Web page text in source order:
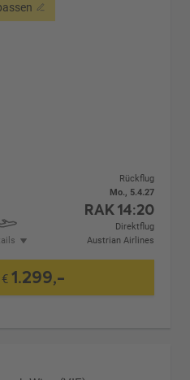
Rückflug
Mo., 5.4.27
RAK14:20
Direktflug
Austrian Airlines
1.299,-